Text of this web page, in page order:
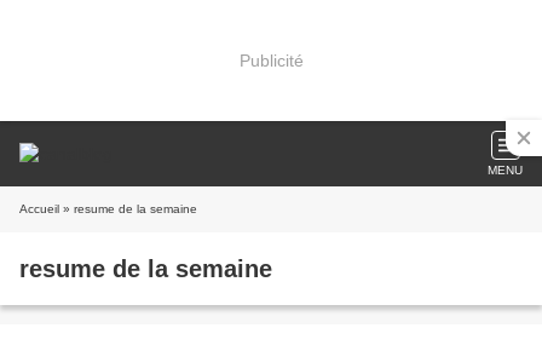
Publicité
MENU
Accueil » resume de la semaine
resume de la semaine